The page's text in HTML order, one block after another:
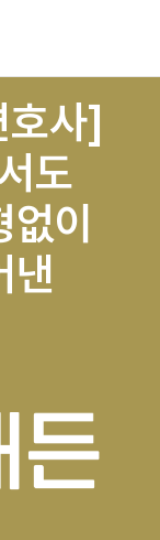
호사]
도
이
낸